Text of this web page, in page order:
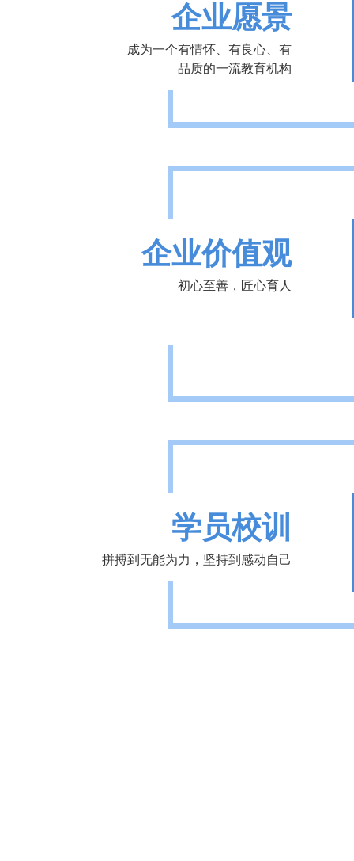
企业愿景
成为一个有情怀、有良心、有
品质的一流教育机构
企业价值观
初心至善，匠心育人
学员校训
拼搏到无能为力，坚持到感动自己